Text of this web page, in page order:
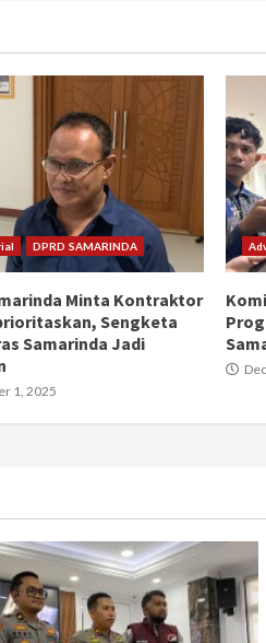
DPRD SAMARINDA
Minta Kontraktor
Sengketa
Samarinda Jadi
1, 2025